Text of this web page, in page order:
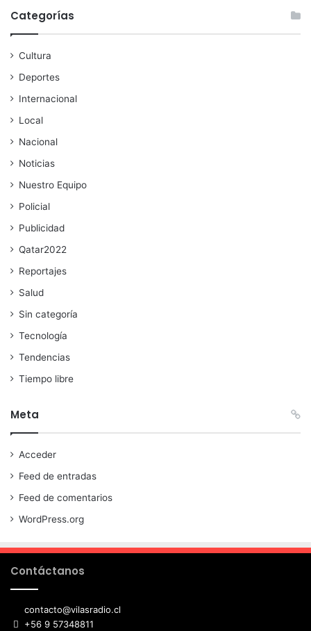
Categorías
Cultura
Deportes
Internacional
Local
Nacional
Noticias
Nuestro Equipo
Policial
Publicidad
Qatar2022
Reportajes
Salud
Sin categoría
Tecnología
Tendencias
Tiempo libre
Meta
Acceder
Feed de entradas
Feed de comentarios
WordPress.org
Contáctanos
contacto@vilasradio.cl
+56 9 57348811